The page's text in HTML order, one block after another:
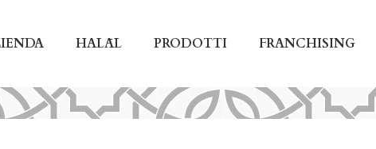
HALĀL PRODOTTI FRANCHISING